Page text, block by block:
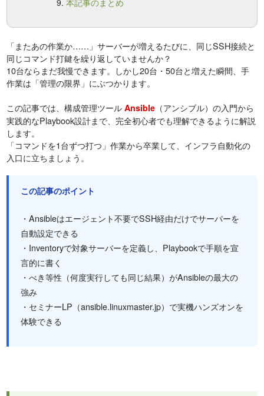
本記事のまとめ
「またあの作業か……」サーバーが増えるたびに、同じSSH接続と
同じコマンド打鍵を繰り返していませんか？
10台ならまだ我慢できます。しかし20台・50台と増えた瞬間、手
作業は「管理の限界」にぶつかります。
この記事では、構成管理ツールAnsible （アンシブル）の入門から
実践的なPlaybook設計まで、完全初心者でも理解できるように解説
します。
「コマンドを1台ずつ打つ」作業から卒業して、インフラ自動化の
入口に立ちましょう。
この記事のポイント
・Ansibleはエージェント不要でSSH経由だけでサーバーを
自動設定できる
・Inventoryで対象サーバーを定義し、Playbookで手順を宣
言的に書く
・べき等性（何度実行しても同じ結果）がAnsibleの最大の
強み
・セミナーLP（ansible.linuxmaster.jp）で実機ハンズオンを
体験できる